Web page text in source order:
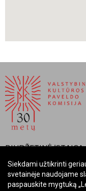
BIUDŽETINĖ ĮSTAIGA
VALSTYBINĖ
Įmonės kodas: Juridinių
Siekdami užtikrinti
svetainėje naudojame
paspauskite mygtuką